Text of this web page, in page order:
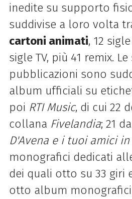
inedite su supporto
suddivise a loro volta
cartoni animati, 12
sigle TV, più 41 remix. Le
pubblicazioni sono
album ufficiali su
poi RTI Music, di cui 22
collana Fivelandia; 21
D'Avena e i tuoi amici in
monografici dedicati
dei quali otto su 33 giri
otto album